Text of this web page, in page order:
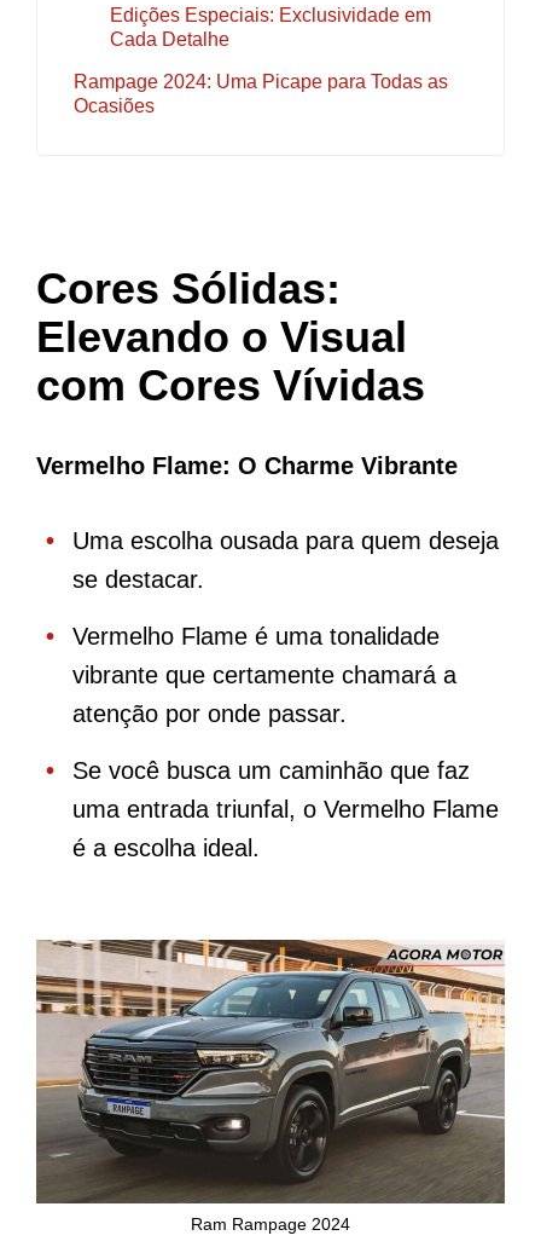
Edições Especiais: Exclusividade em
Cada Detalhe
Rampage 2024: Uma Picape para Todas as
Ocasiões
Cores Sólidas:
Elevando o Visual
com Cores Vívidas
Vermelho Flame: O Charme Vibrante
Uma escolha ousada para quem deseja
se destacar.
Vermelho Flame é uma tonalidade
vibrante que certamente chamará a
atenção por onde passar.
Se você busca um caminhão que faz
uma entrada triunfal, o Vermelho Flame
é a escolha ideal.
Ram Rampage 2024